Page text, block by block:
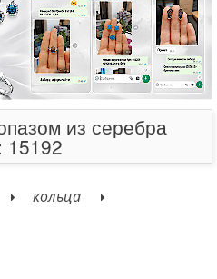
из серебра
15192
кольца